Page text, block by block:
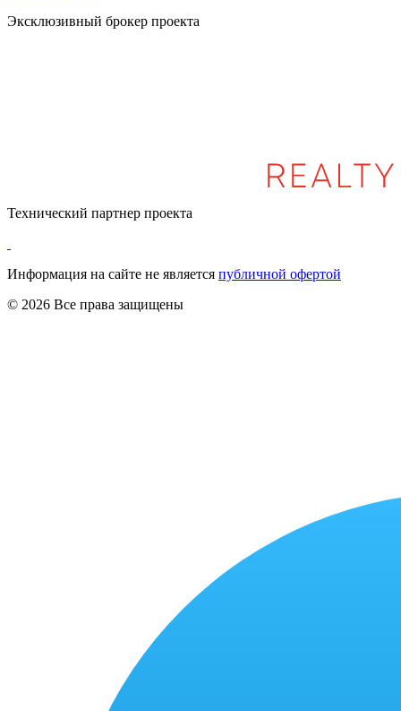
Эксклюзивный брокер проекта
Технический партнер проекта
Информация на сайте не является публичной офертой
© 2026 Все права защищены